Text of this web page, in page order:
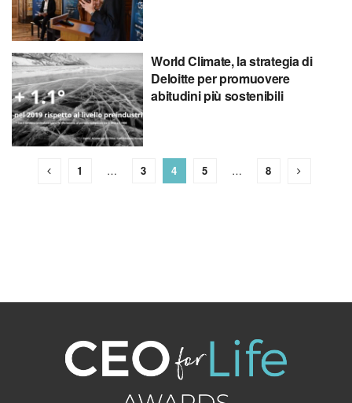
World Climate, la strategia di
Deloitte per promuovere
abitudini più sostenibili
1 … 3 4 5 … 8